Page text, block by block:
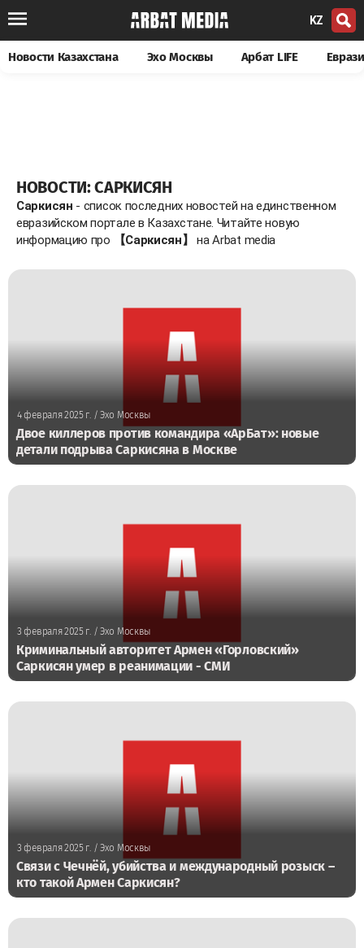
KZ
Новости Казахстана Эхо Москвы Арбат LIFE
НОВОСТИ: САРКИСЯН
Саркисян - список последних новостей на единственном
евразийском портале в Казахстане. Читайте новую
информацию про
【Саркисян】 на Arbat media
4 февраля 2025 г./ Эхо Москвы
Двое киллеров против командира «АрБат»: новые
детали подрыва Саркисяна в Москве
3 февраля 2025 г./ Эхо Москвы
Криминальный авторитет Армен «Горловский»
Саркисян умер в реанимации - СМИ
3 февраля 2025 г./ Эхо Москвы
Связи с Чечнёй, убийства и международный розыск –
кто такой Армен Саркисян?